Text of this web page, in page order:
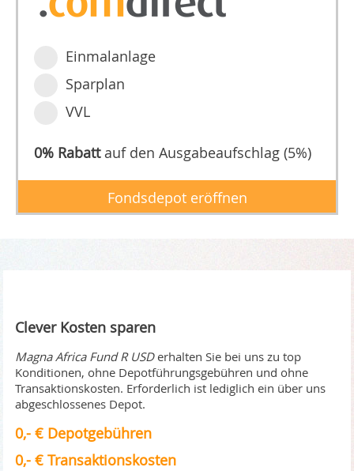
Einmalanlage
Sparplan
VVL
0% Rabattauf den Ausgabeaufschlag (5%)
Fondsdepot eröffnen
Clever Kosten sparen
Magna Africa Fund R USDerhalten Sie bei uns zu top
Konditionen, ohne Depotführungsgebühren und ohne
Transaktionskosten. Erforderlich ist lediglich ein über uns
abgeschlossenes Depot.
0,- € Depotgebühren
0,- € Transaktionskosten